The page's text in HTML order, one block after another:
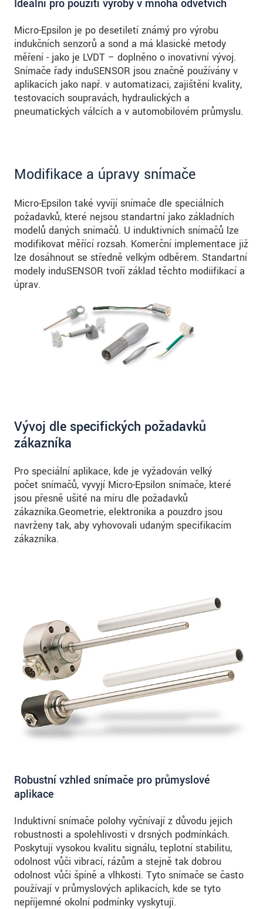
Ideální pro použití výroby v mnoha odvětvích
Micro-Epsilon je po desetiletí známý pro výrobu
indukčních senzorů a sond a má klasické metody
měření - jako je LVDT – doplněno o inovativní vývoj.
Snímače řady induSENSOR jsou značně používány v
aplikacích jako např. v automatizaci, zajištění kvality,
testovacích soupravách, hydraulických a
pneumatických válcích a v automobilovém průmyslu.
Modifikace a úpravy snímače
Micro-Epsilon také vyvíjí snímače dle speciálních
požadavků, které nejsou standartní jako základních
modelů daných snímačů. U induktivních snímačů lze
modifikovat měřící rozsah. Komerční implementace již
lze dosáhnout se středně velkým odběrem. Standartní
modely induSENSOR tvoří základ těchto modiifikací a
úprav.
Vývoj dle specifických požadavků
zákazníka
Pro speciální aplikace, kde je vyžadován velký
počet snímačů, vyvyjí Micro-Epsilon snímače, které
jsou přesně ušité na míru dle požadavků
zákazníka.Geometrie, elektronika a pouzdro jsou
navrženy tak, aby vyhovovali udaným specifikacím
zákazníka.
Robustní vzhled snímače pro průmyslové
aplikace
Induktivní snímače polohy vyčnívají z důvodu jejich
robustnosti a spolehlivosti v drsných podmínkách.
Poskytují vysokou kvalitu signálu, teplotní stabilitu,
odolnost vůči vibrací, rázům a stejně tak dobrou
odolnost vůči špíně a vlhkosti. Tyto snímače se často
používají v průmyslových aplikacích, kde se tyto
nepříjemné okolní podmínky vyskytují.